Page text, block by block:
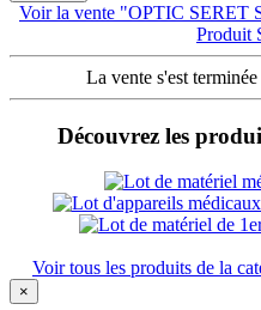
Voir la vente "OPTIC SERET
Produit
La vente s'est
Découvrez les
Voir tous les produits de la
×